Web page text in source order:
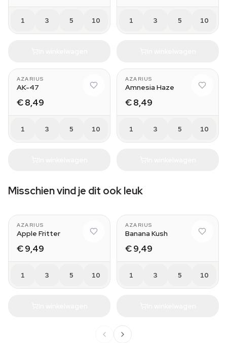
1 3 5 10 1 3 5 10
AZARIUS
AK-47
€ 8,49
1 3 5 10
AZARIUS
Amnesia Haze
€ 8,49
1 3 5 10
Misschien vind je dit ook leuk
AZARIUS
Apple Fritter
€ 9,49
1 3 5 10
AZARIUS
Banana Kush
€ 9,49
1 3 5 10